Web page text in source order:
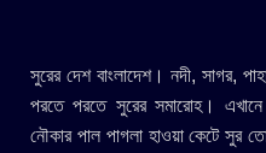
সুরের দেশ বাংলাদেশ। নদী, সাগর,
পরতে পরতে সুরের সমারোহ। এখানে
নৌকার পাল পাগলা হাওয়া কেটে সুর